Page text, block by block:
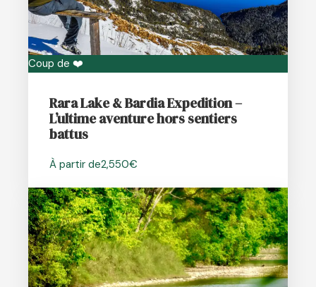
Coup de ❤️
Rara Lake & Bardia Expedition –
L’ultime aventure hors sentiers
battus
À partir de2,550€